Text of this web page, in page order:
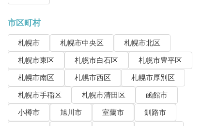
市区町村
札幌市 札幌市中央区
札幌市北区
札幌市東区
札幌市白石区
札幌市豊平区
札幌市南区
札幌市西区
札幌市厚別区
札幌市手稲区
札幌市清田区
函館市
小樽市
旭川市 室蘭市
釧路市